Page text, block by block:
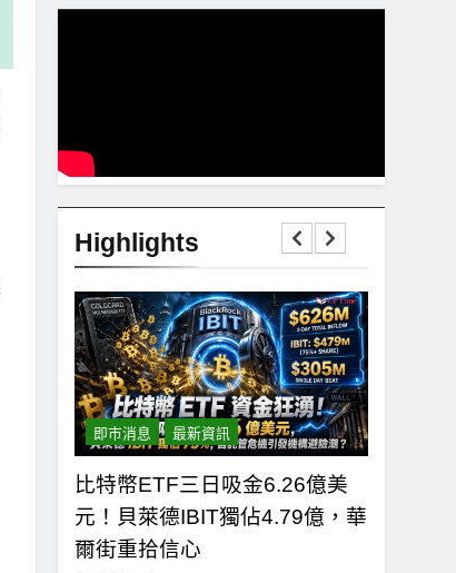
Highlights
即市消息 最新資訊
比特幣ETF三日吸金6.26億美
元！貝萊德IBIT獨佔4.79億，華
爾街重拾信心